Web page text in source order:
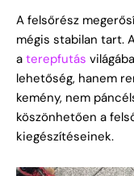
A felsőrész
mégis stabilan tart.
a terepfutás
lehetőség, hanem
kemény, nem
köszönhetően a
kiegészítéseinek.